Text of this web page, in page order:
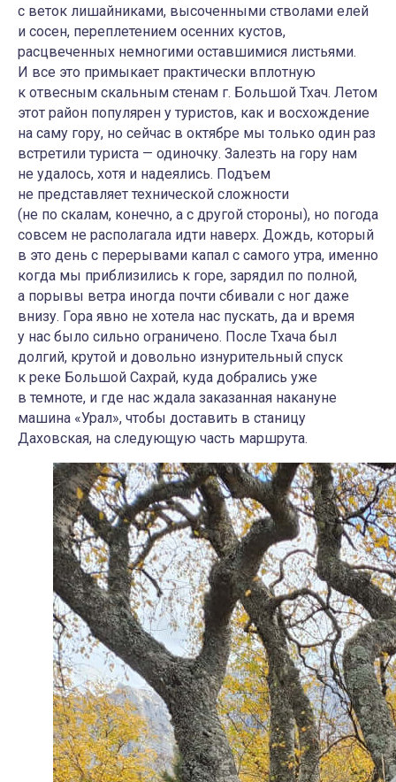
с веток лишайниками, высоченными стволами елей
и сосен, переплетением осенних кустов,
расцвеченных немногими оставшимися листьями.
И все это примыкает практически вплотную
к отвесным скальным стенам г. Большой Тхач. Летом
этот район популярен у туристов, как и восхождение
на саму гору, но сейчас в октябре мы только один раз
встретили туриста — одиночку. Залезть на гору нам
не удалось, хотя и надеялись. Подъем
не представляет технической сложности
(не по скалам, конечно, а с другой стороны), но погода
совсем не располагала идти наверх. Дождь, который
в это день с перерывами капал с самого утра, именно
когда мы приблизились к горе, зарядил по полной,
а порывы ветра иногда почти сбивали с ног даже
внизу. Гора явно не хотела нас пускать, да и время
у нас было сильно ограничено. После Тхача был
долгий, крутой и довольно изнурительный спуск
к реке Большой Сахрай, куда добрались уже
в темноте, и где нас ждала заказанная накануне
машина «Урал», чтобы доставить в станицу
Даховская, на следующую часть маршрута.